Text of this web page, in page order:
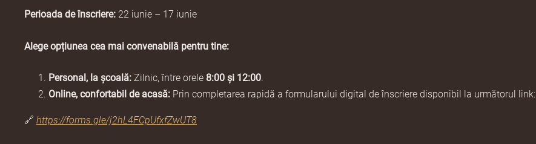
Perioada de înscriere: 22 iunie – 17 iunie
Alege opțiunea cea mai convenabilă pentru tine:
Personal, la școală: Zilnic, între orele 8:00 și 12:00.
Online, confortabil de acasă: Prin completarea rapidă a formularului digital de înscriere disponibil la următorul link:
🔗 https://forms.gle/j2hL4FCpUfxfZwUT8